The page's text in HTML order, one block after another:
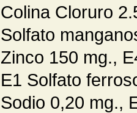
Colina Cloruro
Solfato
Zinco 150 mg.,
E1 Solfato
Sodio 0,20 mg.,